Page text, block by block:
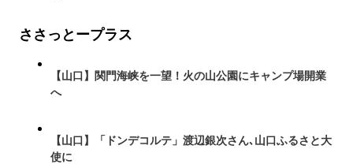
ささっとープラス
【山口】関門海峡を一望！火の山公園にキャンプ場開業
へ
【山口】「ドンデコルテ」渡辺銀次さん､山口ふるさと大
使に